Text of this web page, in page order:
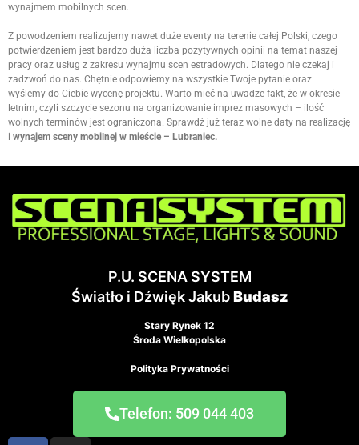
wynajmem mobilnych scen.
Z powodzeniem realizujemy nawet duże eventy na terenie całej Polski, czego
potwierdzeniem jest bardzo duża liczba pozytywnych opinii na temat naszej
pracy oraz usług z zakresu wynajmu scen estradowych. Dlatego nie czekaj i
zadzwoń do nas. Chętnie odpowiemy na wszystkie Twoje pytanie oraz
wyślemy do Ciebie wycenę projektu. Warto mieć na uwadze fakt, że w okresie
letnim, czyli szczycie sezonu na organizowanie imprez masowych – ilość
wolnych terminów jest ograniczona. Sprawdź już teraz wolne daty na realizację
i wynajem sceny mobilnej w mieście – Lubraniec.
P.U. SCENA SYSTEM
Światło i Dźwięk JakubBudasz
Stary Rynek 12
Środa Wielkopolska
Polityka Prywatności
Telefon: 509 044 403